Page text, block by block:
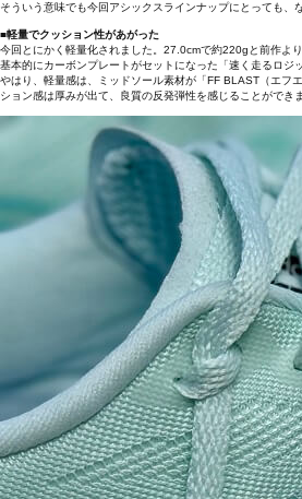
そういう意味でも今回アシックスラインナップにとっても、
■軽量でクッション性があがった
今回とにかく軽量化されました。27.0cmで約220gと前作よ
基本的にカーボンプレートがセットになった「速く走るロ
やはり、軽量感は、ミッドソール素材が「FF BLAST（エフ
ション感は厚みが出て、良質の反発弾性を感じることができま